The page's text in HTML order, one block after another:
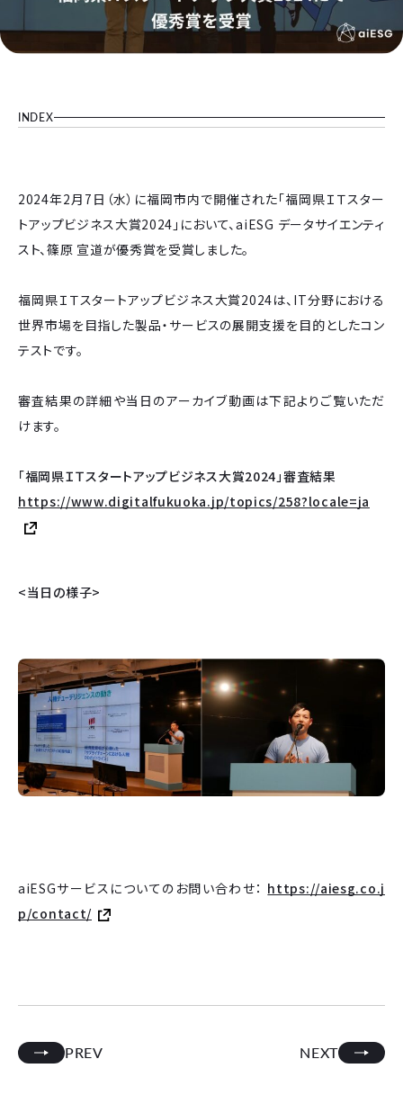
INDEX
2024年2月7日（水）に福岡市内で開催された「福岡県ＩＴスター
トアップビジネス大賞2024」において、aiESG データサイエンティ
スト、篠原 宣道が優秀賞を受賞しました。
福岡県ＩＴスタートアップビジネス大賞2024は、IT分野における
世界市場を目指した製品・サービスの展開支援を目的としたコン
テストです。
審査結果の詳細や当日のアーカイブ動画は下記よりご覧いただ
けます。
「福岡県ＩＴスタートアップビジネス大賞2024」審査結果
https://www.digitalfukuoka.jp/topics/258?locale=ja
<当日の様子>
aiESGサービスについてのお問い合わせ： https://aiesg.co.j
p/contact/
PREV NEXT